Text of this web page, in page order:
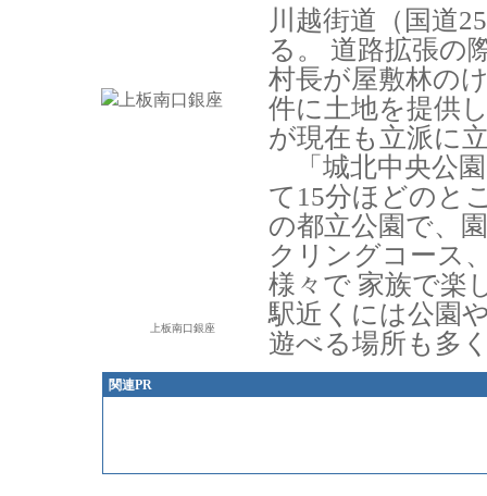
川越街道（国道
る。 道路拡張の
村長が屋敷林の
件に土地を提供
が現在も立派に
「城北中央公
て15分ほどのと
の都立公園で、
クリングコース
様々で 家族で楽
駅近くには公園
遊べる場所も多
上板南口銀座
関連PR